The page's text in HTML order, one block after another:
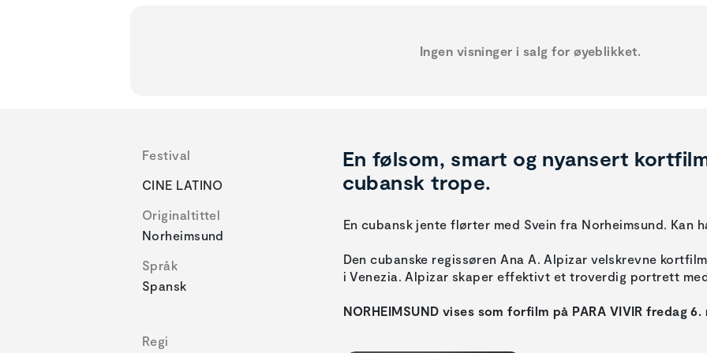
Ingen visninger i salg for øyeblikket.
Festival
CINE LATINO
Originaltittel
Norheimsund
Språk
Spansk
Regi
En følsom, smart og nyansert
cubansk trope.
En cubansk jente flørter med Svein fra Norheimsund. Kan
Den cubanske regissøren Ana A. Alpizar velskrevne
i Venezia. Alpizar skaper effektivt et troverdig portrett
NORHEIMSUND vises som forfilm på PARA VIVIR fredag 6.